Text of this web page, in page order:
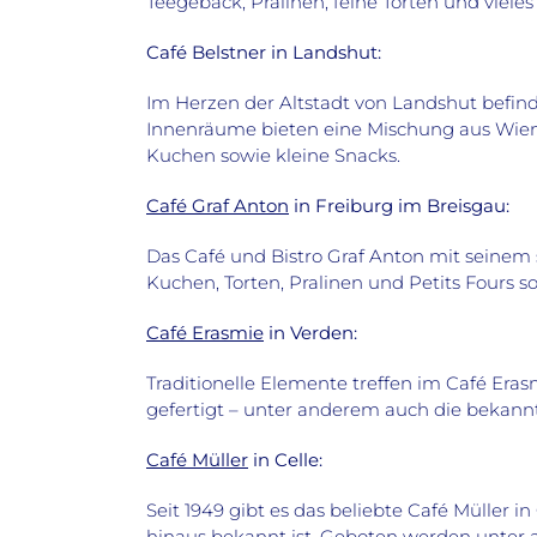
Café Belstner in Landshut:
Im Herzen der Altstadt von Landshut
Innenräume bieten eine Mischung aus
Kuchen sowie kleine Snacks.
Café Graf Anton in Freiburg im Breisgau:
Das Café und Bistro Graf Anton mit
Kuchen, Torten, Pralinen und Petits Fours
Café Erasmie in Verden:
Traditionelle Elemente treffen im Café
gefertigt – unter anderem auch die
Café Müller in Celle:
Seit 1949 gibt es das beliebte Café Müller